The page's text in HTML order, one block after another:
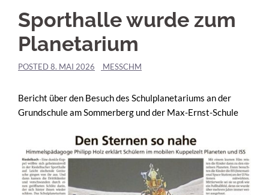
Sporthalle wurde zum
Planetarium
POSTED8. MAI 2026 MESSCHM
Bericht über den Besuch des Schulplanetariums an der
Grundschule am Sommerberg und der Max-Ernst-Schule